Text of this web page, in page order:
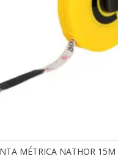
MÉTRICA NATHOR 15M